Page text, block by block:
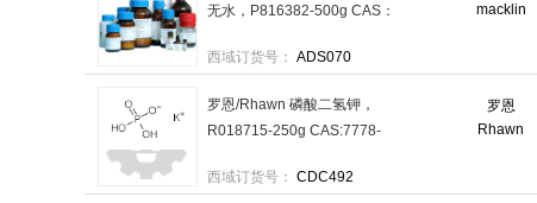
macklin
无水，P816382-500g CAS：
500g/瓶 售卖规格：1瓶
西域订货号： ADS070
罗恩
Rhawn
罗恩/Rhawn 磷酸二氢钾，
R018715-250g CAS:7778-
(T)，250g/瓶 售卖规格：1瓶
西域订货号： CDC492